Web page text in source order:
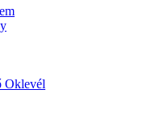
Oklevél